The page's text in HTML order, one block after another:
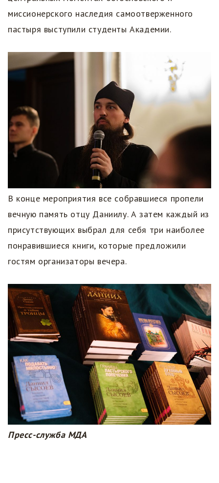
миссионерского наследия самоотверженного
пастыря выступили студенты Академии.
В конце мероприятия все собравшиеся пропели
вечную память отцу Даниилу. А затем каждый из
присутствующих выбрал для себя три наиболее
понравившиеся книги, которые предложили
гостям организаторы вечера.
Пресс-служба МДА